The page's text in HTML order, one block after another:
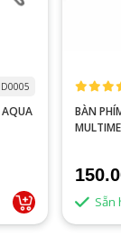
BÀN PHÍM GIẢ
Sẵn